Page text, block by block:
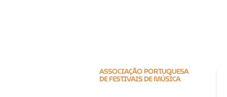
ASSOCIAÇÃO PORTUGUESA
DE FESTIVAIS DE MÚSICA